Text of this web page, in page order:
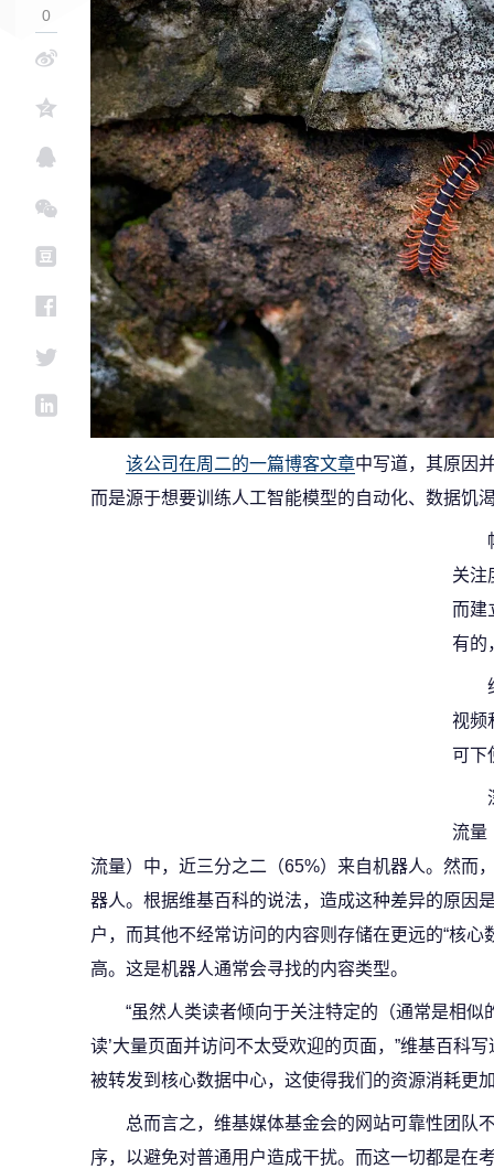
该公司在周二的一篇博客文章中写道，其原因
而是源于想要训练人工智能模型的自动化、数据饥
关注
而建
有的
视频
可下
流量
流量）中，近三分之二（65%）来自机器人。然而
器人。根据维基百科的说法，造成这种差异的原因
户，而其他不经常访问的内容则存储在更远的“核
高。这是机器人通常会寻找的内容类型。
“虽然人类读者倾向于关注特定的（通常是相似
读’大量页面并访问不太受欢迎的页面，”维基百科
被转发到核心数据中心，这使得我们的资源消耗更
总而言之，维基媒体基金会的网站可靠性团队
序，以避免对普通用户造成干扰。而这一切都是在
0